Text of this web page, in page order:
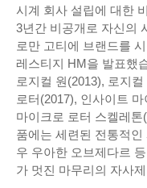
시계 회사 설립에 대한
3년간 비공개로 자신의
로만 고티에 브랜드를
레스티지 HM을 발표했
로지컬 원(2013), 로지
로터(2017), 인사이트
마이크로 로터 스켈레
품에는 세련된 전통적
우 우아한 오브제다르
가 멋진 마무리의 자사